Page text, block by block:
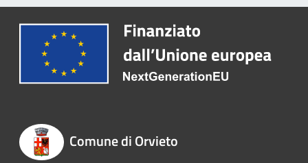
Comune di Orvieto